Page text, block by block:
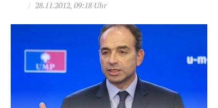
/ 28.11.2012, 09:18 Uhr